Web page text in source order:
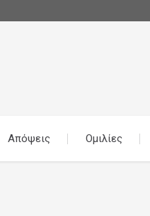
Απόψεις Ομιλίες